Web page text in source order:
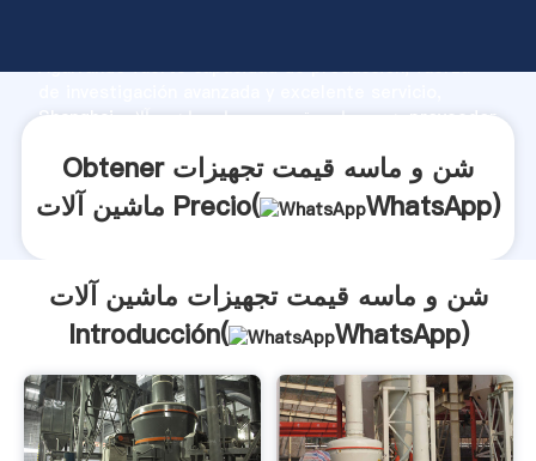
Agarrando fuerte capacidad de producción, fuerza
Shanghai شن و ماسه قیمت تجهیزات ماشین آلات proveedor
Obtener شن و ماسه قیمت تجهیزات
ماشین آلات Precio(
WhatsApp)
شن و ماسه قیمت تجهیزات ماشین آلات
Introducción(
WhatsApp)